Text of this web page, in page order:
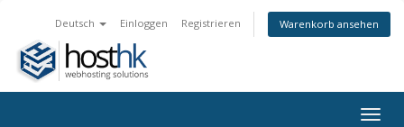
Deutsch Einloggen Registrieren Warenkorb ansehen